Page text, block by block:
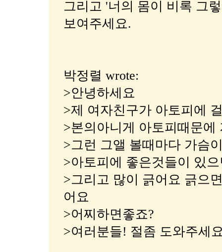
그리고 '너의 몸이 비록 그
보여주세요.
박정렬 wrote:
>안녕하세요
>제 여자친구가 아토피에
>본의아니게 아토피때문에
>그런 그앨 볼때마다 가슴
>아토피에 좋은것들이 있
>그리고 많이 긁어요 긁으
어요
>어찌하면좋죠?
>여러분들! 절좀 도와주세